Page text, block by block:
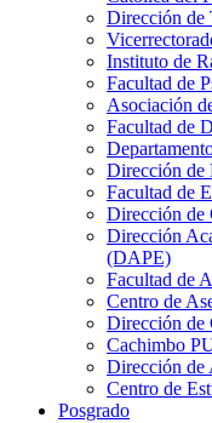
Dirección de
Instituto de
Facultad de
Asociación
Facultad de
Dirección de
Facultad de
Dirección de
Dirección
(DAPE)
Facultad de
Centro de
Dirección de
Cachimbo
Dirección de
Centro de
Posgrado